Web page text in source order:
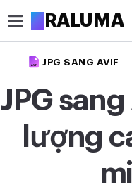
ARALUMA
Cắt ảnh
Cắt ảnh hình tròn
AVIF JPG SANG AVIF
JPG
lượng